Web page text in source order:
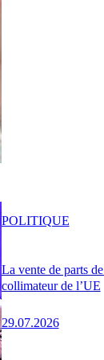
La vente de parts
collimateur de l’UE
29.07.2026
POLITIQUE